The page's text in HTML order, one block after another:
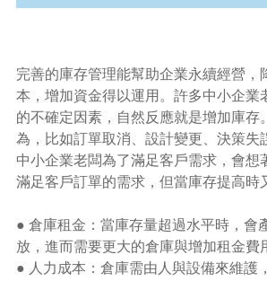
完善的庫存管理能幫助企業永續經營，
本，增加資金得以運用。許多中小企業
的不確定因素，自然反應就是增加庫存
為，比如訂單取消、設計變更、決策失
中小企業老闆為了滿足客戶需求，會想
滿足客戶訂單的需求，但當庫存提高時
● 倉庫租金：當庫存量超過水平時，會
放，進而需要更大的倉庫與增加租金費
● 人力成本：倉庫需由人與設備來維護